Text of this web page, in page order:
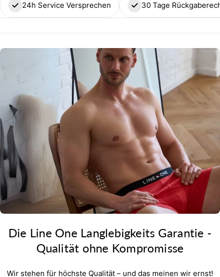
24h Service Versprechen 30 Tage
Die Line One Langlebigkeits Garantie -
Qualität ohne Kompromisse
Wir stehen für höchste Qualität – und das meinen wir ernst!